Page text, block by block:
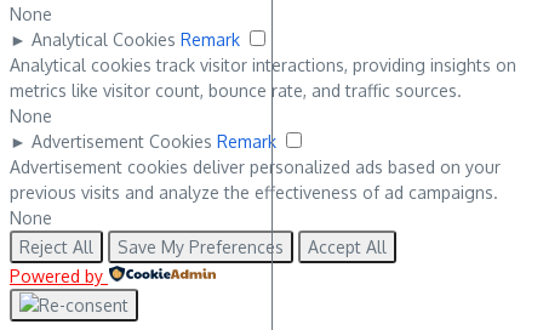
None
► Analytical Cookies Remark
Analytical cookies track visitor interactions, providing insights on
metrics like visitor count, bounce rate, and traffic sources.
None
► Advertisement Cookies Remark
Advertisement cookies deliver personalized ads based on your
previous visits and analyze the effectiveness of ad campaigns.
None
Reject All
Save My Preferences
Accept All
Powered by